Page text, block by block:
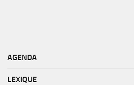
AGENDA
LEXIQUE